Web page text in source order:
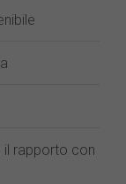
il rapporto con